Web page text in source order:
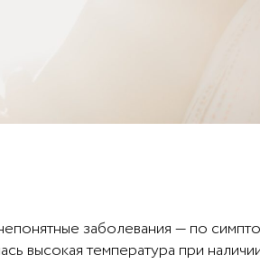
заболевания — по
высокая температура при